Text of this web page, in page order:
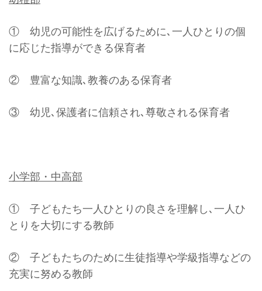
① 幼児の可能性を広げるために､一人ひとりの個
に応じた指導ができる保育者
② 豊富な知識､教養のある保育者
③ 幼児､保護者に信頼され､尊敬される保育者
小学部・中高部
① 子どもたち一人ひとりの良さを理解し､一人ひ
とりを大切にする教師
② 子どもたちのために生徒指導や学級指導などの
充実に努める教師